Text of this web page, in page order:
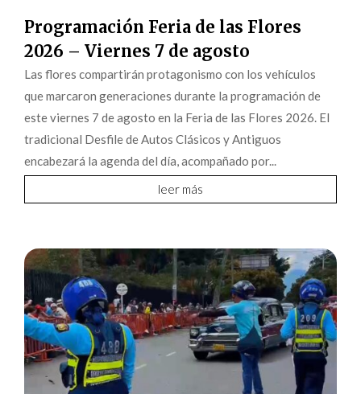
Programación Feria de las Flores
2026 – Viernes 7 de agosto
Las flores compartirán protagonismo con los vehículos
que marcaron generaciones durante la programación de
este viernes 7 de agosto en la Feria de las Flores 2026. El
tradicional Desfile de Autos Clásicos y Antiguos
encabezará la agenda del día, acompañado por...
leer más